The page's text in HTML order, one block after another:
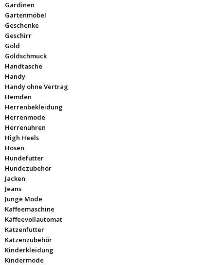
Gardinen
Gartenmöbel
Geschenke
Geschirr
Gold
Goldschmuck
Handtasche
Handy
Handy ohne Vertrag
Hemden
Herrenbekleidung
Herrenmode
Herrenuhren
High Heels
Hosen
Hundefutter
Hundezubehör
Jacken
Jeans
Junge Mode
Kaffeemaschine
Kaffeevollautomat
Katzenfutter
Katzenzubehör
Kinderkleidung
Kindermode